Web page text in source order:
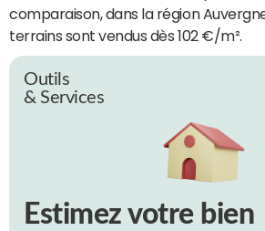
comparaison, dans la région
terrains sont vendus dès 102 €/m².
Outils
& Services
Estimez votre bien